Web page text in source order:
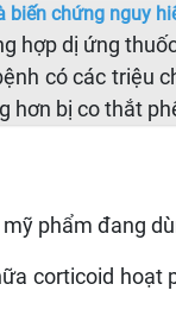
biến chứng nguy
hợp dị ứng
có các triệu
hơn bị co thắt
phẩm đang
corticoid